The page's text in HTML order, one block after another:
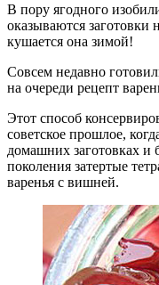
В пору ягодного
оказываются
кушается она зимой!
Совсем недавно
на очереди рецепт
Этот способ
советское прошлое,
домашних заготовках и
поколения затертые
варенья с вишней.